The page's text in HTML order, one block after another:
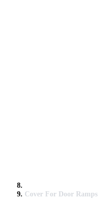
Cover For Door Ramps